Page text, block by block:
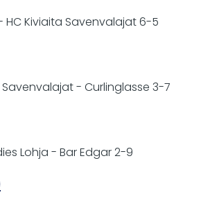
HC Kiviaita Savenvalajat 6-5
Savenvalajat - Curlinglasse 3-7
Lohja - Bar Edgar 2-9